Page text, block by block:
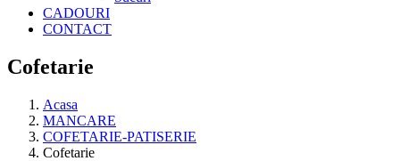
CADOURI
CONTACT
Cofetarie
Acasa
MANCARE
COFETARIE-PATISERIE
Cofetarie